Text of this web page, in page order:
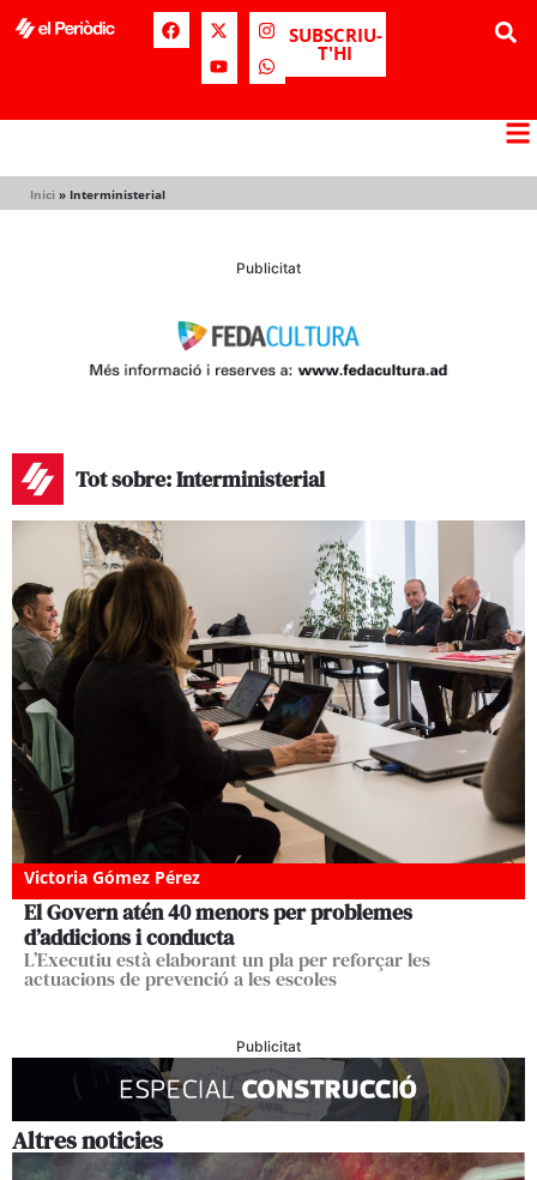
SUBSCRIU-
T'HI
Inici » Interministerial
Publicitat
Tot sobre: Interministerial
Victoria Gómez Pérez
El Govern atén 40 menors per problemes
d’addicions i conducta
L’Executiu està elaborant un pla per reforçar les
actuacions de prevenció a les escoles
Publicitat
Altres noticies